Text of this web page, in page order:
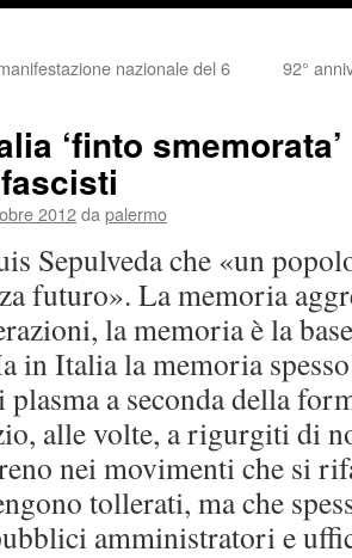
nazionale del 6
92°
‘finto
2012da palermo
Sepulveda che «un
futuro». La memoria
la memoria è la
in Italia la memoria
plasma a seconda della
alle volte, a rigurgiti di
nei movimenti che si
tollerati, ma che
amministratori e